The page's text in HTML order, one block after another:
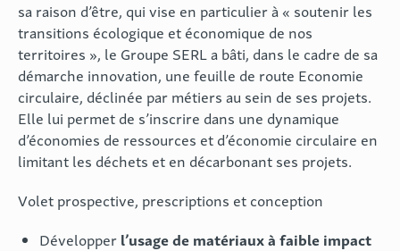
sa raison d’être, qui vise en particulier à « soutenir les
transitions écologique et économique de nos
territoires », le Groupe SERL a bâti, dans le cadre de sa
démarche innovation, une feuille de route Economie
circulaire, déclinée par métiers au sein de ses projets.
Elle lui permet de s’inscrire dans une dynamique
d’économies de ressources et d’économie circulaire en
limitant les déchets et en décarbonant ses projets.
Volet prospective, prescriptions et conception
Développer l’usage de matériaux à faible impact